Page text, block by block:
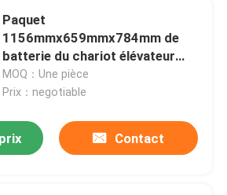
Paquet
1156mmx659mmx784mm de
batterie du chariot élévateur
3te25 80V525Ah de Toyota
MOQ：Une pièce
Prix：negotiable
Contact